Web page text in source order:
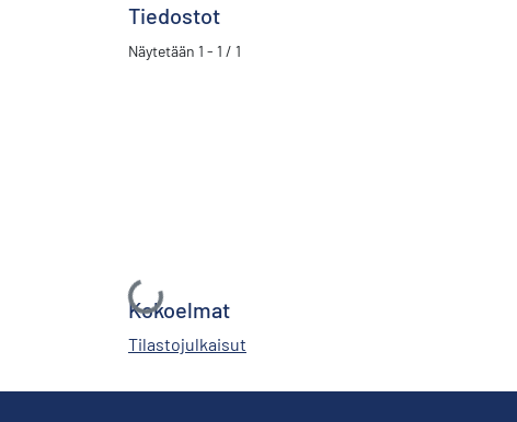
Tiedostot
Näytetään 1 - 1 / 1
Ladataan...
Kokoelmat
Tilastojulkaisut